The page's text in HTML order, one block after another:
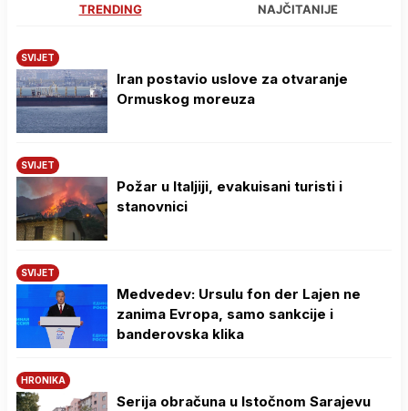
TRENDING NAJČITANIJE
SVIJET
Iran postavio uslove za otvaranje
Ormuskog moreuza
SVIJET
Požar u Italjiji, evakuisani turisti i
stanovnici
SVIJET
Medvedev: Ursulu fon der Lajen ne
zanima Evropa, samo sankcije i
banderovska klika
HRONIKA
Serija obračuna u Istočnom Sarajevu